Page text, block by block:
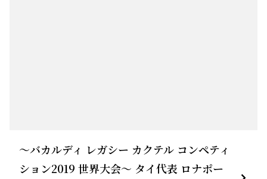
～バカルディ レガシー カクテル コンペティ
ション2019 世界大会～ タイ代表 ロナポー